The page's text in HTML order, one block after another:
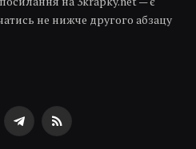
не нижче другого абзацу
TelegramRSS